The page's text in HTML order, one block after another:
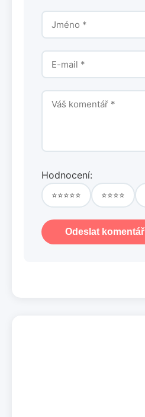
Hodnocení:
⭐⭐⭐⭐⭐ ⭐⭐⭐⭐
Odeslat komentář